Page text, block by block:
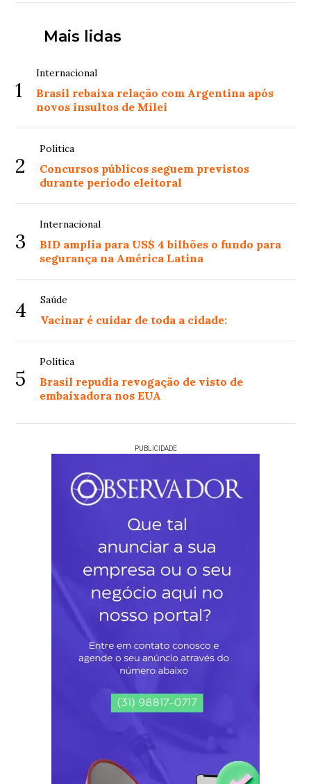
Mais lidas
1
Internacional
Brasil rebaixa relação com Argentina após
novos insultos de Milei
2
Política
Concursos públicos seguem previstos
durante período eleitoral
3
Internacional
BID amplia para US$ 4 bilhões o fundo para
segurança na América Latina
4 Saúde
Vacinar é cuidar de toda a cidade:
5
Política
Brasil repudia revogação de visto de
embaixadora nos EUA
PUBLICIDADE